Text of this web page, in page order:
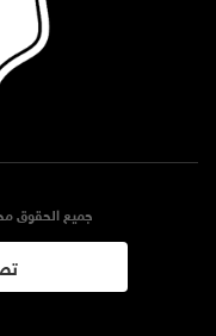
جميع الحقوق